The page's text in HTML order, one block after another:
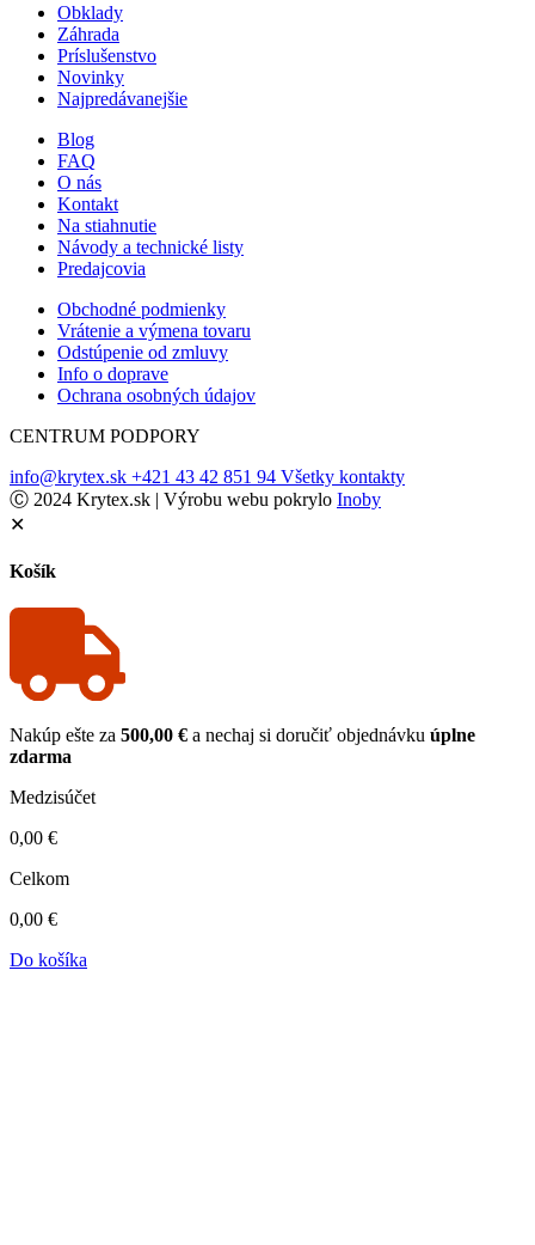
Obklady
Záhrada
Príslušenstvo
Novinky
Najpredávanejšie
Blog
FAQ
O nás
Kontakt
Na stiahnutie
Návody a technické listy
Predajcovia
Obchodné podmienky
Vrátenie a výmena tovaru
Odstúpenie od zmluvy
Info o doprave
Ochrana osobných údajov
CENTRUM PODPORY
info@krytex.sk +421 43 42 851 94 Všetky kontakty
Ⓒ 2024 Krytex.sk | Výrobu webu pokrylo Inoby
✕
Košík
Nakúp ešte za 500,00 € a nechaj si doručiť objednávku úplne
zdarma
Medzisúčet
0,00 €
Celkom
0,00 €
Do košíka